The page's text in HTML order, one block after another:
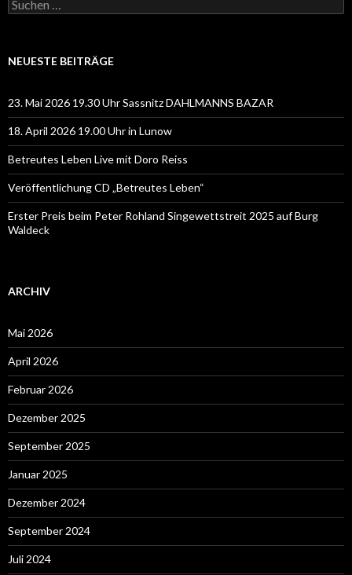
nach:
NEUESTE BEITRÄGE
23. Mai 2026 19.30 Uhr Sassnitz DAHLMANNS BAZAR
18. April 2026 19.00 Uhr in Lunow
Betreutes Leben Live mit Doro Reiss
Veröffentlichung CD „Betreutes Leben“
Erster Preis beim Peter Rohland Singewettstreit 2025 auf Burg
Waldeck
ARCHIV
Mai 2026
April 2026
Februar 2026
Dezember 2025
September 2025
Januar 2025
Dezember 2024
September 2024
Juli 2024